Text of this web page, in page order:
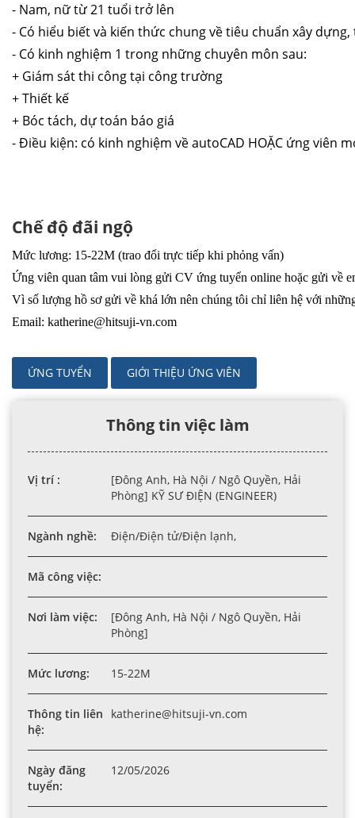
- Nam, nữ từ 21 tuổi trở lên
- Có hiểu biết và kiến thức chung về tiêu chuẩn xây
- Có kinh nghiệm 1 trong những chuyên môn sau:
+ Giám sát thi công tại công trường
+ Thiết kế
+ Bóc tách, dự toán báo giá
- Điều kiện: có kinh nghiệm về autoCAD HOẶC ứng
Chế độ đãi ngộ
Mức lương: 15-22M (trao đổi trực tiếp khi phỏng vấn)
Ứng viên quan tâm vui lòng gửi CV ứng tuyển online hoặc gửi về
Vì số lượng hồ sơ gửi về khá lớn nên chúng tôi chỉ liên hệ với
Email: katherine@hitsuji-vn.com
ỨNG TUYỂN GIỚI THIỆU ỨNG VIÊN
Thông tin việc làm
Vị trí :
[Đông Anh, Hà Nội / Ngô Quyền, Hải
Phòng] KỸ SƯ ĐIỆN (ENGINEER)
Ngành nghề: Điện/Điện tử/Điện lạnh,
Mã công việc:
Nơi làm việc:
[Đông Anh, Hà Nội / Ngô Quyền, Hải
Phòng]
Mức lương: 15-22M
Thông tin liên
hệ:
katherine@hitsuji-vn.com
Ngày đăng
tuyển:
12/05/2026